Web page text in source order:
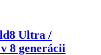
Ultra /
8 generácii